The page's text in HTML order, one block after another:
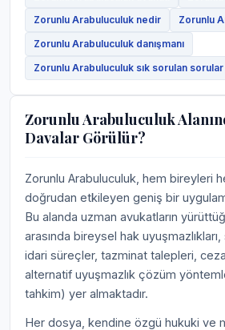
Zorunlu Arabuluculuk nedir
Zorunlu
Zorunlu Arabuluculuk danışmanı
Zorunlu Arabuluculuk sık sorulan sorular
Zorunlu Arabuluculuk
Davalar Görülür?
Zorunlu Arabuluculuk, hem bireyleri
doğrudan etkileyen geniş bir
Bu alanda uzman avukatların
arasında bireysel hak
idari süreçler, tazminat talepleri, ceza
alternatif uyuşmazlık çözüm
tahkim) yer almaktadır.
Her dosya, kendine özgü hukuki ve